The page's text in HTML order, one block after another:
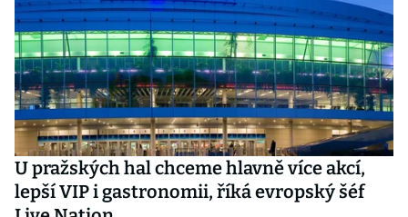
U pražských hal chceme hlavně více akcí,
lepší VIP i gastronomii, říká evropský šéf